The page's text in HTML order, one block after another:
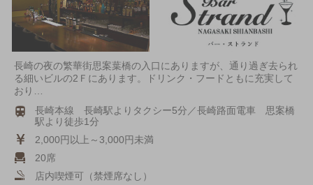
長崎の夜の繁華街思案葉橋の入口にありますが、通り過ぎ去られ
る細いビルの2Ｆにあります。ドリンク・フードともに充実して
おり…
長崎本線 長崎駅よりタクシー5分／長崎路面電車 思案橋
駅より徒歩1分
2,000円以上～3,000円未満
20席
店内喫煙可（禁煙席なし）